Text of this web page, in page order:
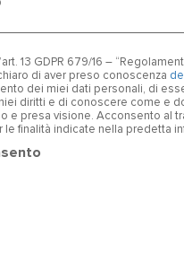
13 GDPR 679/16 –
di aver preso conoscenza
dei miei dati personali, di
diritti e di conoscere come e
e presa visione. Acconsento al
le finalità indicate nella predetta